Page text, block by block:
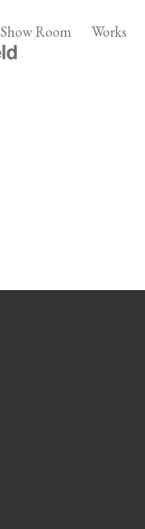
Show Room Works